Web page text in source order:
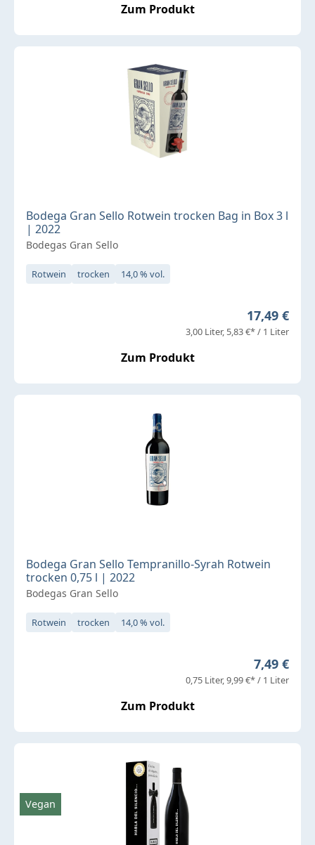
Zum Produkt
Bodega Gran Sello Rotwein trocken Bag in Box 3 l
| 2022
Bodegas Gran Sello
Rotwein trocken 14,0 % vol.
Regulärer
17,49 €
3,00 Liter 5,83 €* / 1 Liter
Zum Produkt
Bodega Gran Sello Tempranillo-Syrah Rotwein
trocken 0,75 l | 2022
Bodegas Gran Sello
Rotwein trocken 14,0 % vol.
Regulärer
7,49 €
0,75 Liter 9,99 €* / 1 Liter
Zum Produkt
Vegan